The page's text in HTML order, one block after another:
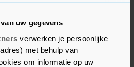
uw gegevens
verwerken je persoonlijke
met behulp van
om informatie op uw